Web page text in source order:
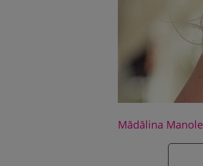
Mădălina Manole